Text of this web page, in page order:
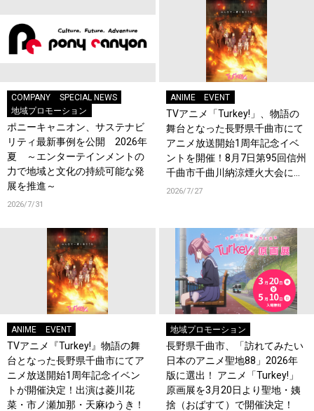
COMPANY
SPECIAL NEWS
地域プロモーション
ポニーキャニオン、サステナビ
リティ最新事例を公開 2026年
夏 ～エンターテインメントの
力で地域と文化の持続可能な発
展を推進～
2026/7/31
ANIME EVENT
TVアニメ「Turkey!」、物語の
舞台となった長野県千曲市にて
アニメ放送開始1周年記念イベ
ントを開催！8月7日第95回信州
千曲市千曲川納涼煙火大会にて
TVアニメ「Turkey!」のミュー
2026/7/27
ANIME EVENT
TVアニメ『Turkey!』物語の舞
台となった長野県千曲市にてア
ニメ放送開始1周年記念イベン
トが開催決定！出演は菱川花
菜・市ノ瀬加那・天麻ゆうき！
地域プロモーション
長野県千曲市、「訪れてみたい
日本のアニメ聖地88」2026年
版に選出！ アニメ「Turkey!」
原画展を3月20日より聖地・姨
捨（おばすて）で開催決定！